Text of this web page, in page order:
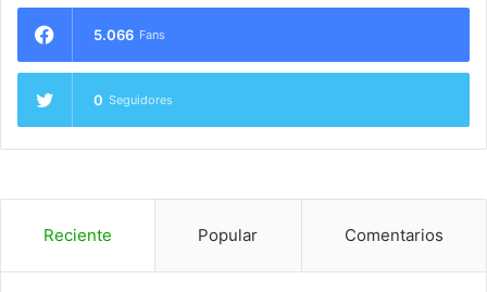
5.066 Fans
0 Seguidores
Reciente Popular Comentarios